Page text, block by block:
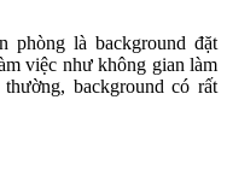
phòng là background đặt
việc như không gian làm
background có rất